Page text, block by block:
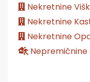
Nekretnine
Nekretnine
Nekretnine
Nepremičnine